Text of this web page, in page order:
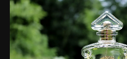
perfumy:
Mitsouko
Guerlain